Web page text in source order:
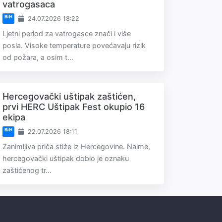
vatrogasaca
BiH 24.07.2026 18:22
Ljetni period za vatrogasce znači i više
posla. Visoke temperature povećavaju rizik
od požara, a osim t...
Hercegovački uštipak zaštićen,
prvi HERC Uštipak Fest okupio 16
ekipa
BiH 22.07.2026 18:11
Zanimljiva priča stiže iz Hercegovine. Naime,
hercegovački uštipak dobio je oznaku
zaštićenog tr...